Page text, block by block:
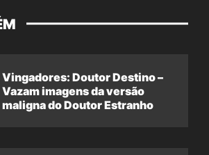
Vingadores: Doutor Destino –
Vazam imagens da versão
maligna do Doutor Estranho